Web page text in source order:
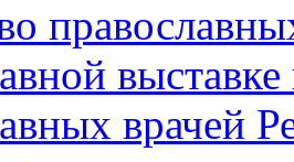
врачей